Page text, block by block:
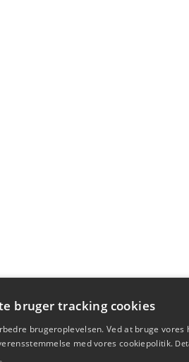
bruger tracking cookies
brugeroplevelsen. Ved at bruge vores
med vores cookiepolitik.